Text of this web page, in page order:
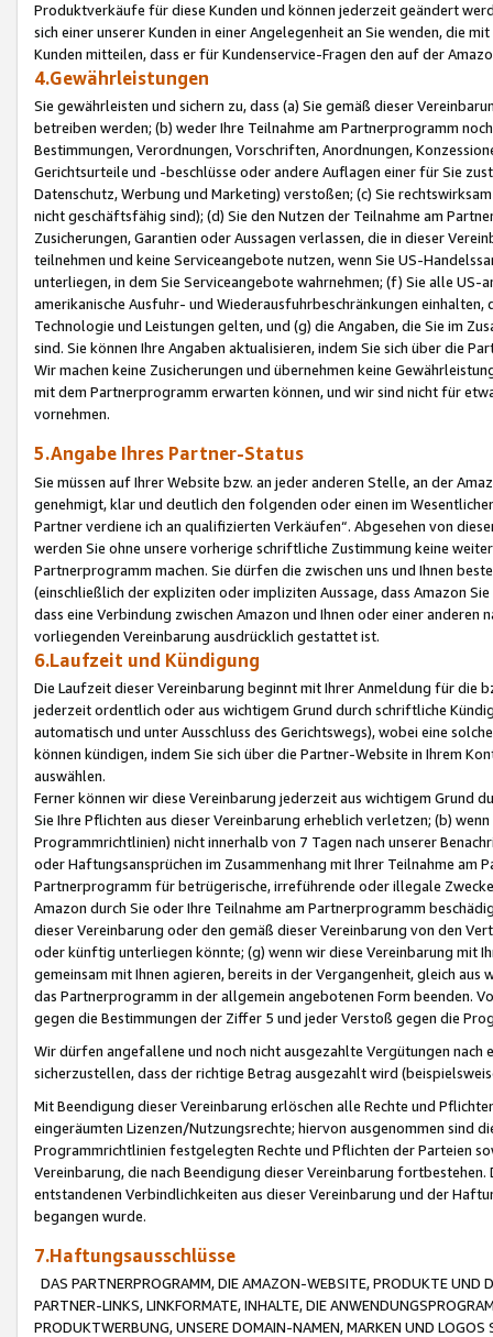
Produktverkäufe für diese Kunden und können jederzeit geändert
sich einer unserer Kunden in einer Angelegenheit an Sie wenden, die
Kunden mitteilen, dass er für Kundenservice-Fragen den auf der
4.Gewährleistungen
Sie gewährleisten und sichern zu, dass (a) Sie gemäß dieser
betreiben werden; (b) weder Ihre Teilnahme am Partnerprogramm
Bestimmungen, Verordnungen, Vorschriften, Anordnungen,
Gerichtsurteile und -beschlüsse oder andere Auflagen einer für Sie
Datenschutz, Werbung und Marketing) verstoßen; (c) Sie
nicht geschäftsfähig sind); (d) Sie den Nutzen der Teilnahme am
Zusicherungen, Garantien oder Aussagen verlassen, die in dieser
teilnehmen und keine Serviceangebote nutzen, wenn Sie US-
unterliegen, in dem Sie Serviceangebote wahrnehmen; (f) Sie alle
amerikanische Ausfuhr- und Wiederausfuhrbeschränkungen
Technologie und Leistungen gelten, und (g) die Angaben, die Sie im
sind. Sie können Ihre Angaben aktualisieren, indem Sie sich über die
Wir machen keine Zusicherungen und übernehmen keine
mit dem Partnerprogramm erwarten können, und wir sind nicht für
vornehmen.
5.Angabe Ihres Partner-Status
Sie müssen auf Ihrer Website bzw. an jeder anderen Stelle, an der
genehmigt, klar und deutlich den folgenden oder einen im
Partner verdiene ich an qualifizierten Verkäufen“. Abgesehen von
werden Sie ohne unsere vorherige schriftliche Zustimmung keine
Partnerprogramm machen. Sie dürfen die zwischen uns und Ihnen
(einschließlich der expliziten oder impliziten Aussage, dass Amazon
dass eine Verbindung zwischen Amazon und Ihnen oder einer
vorliegenden Vereinbarung ausdrücklich gestattet ist.
6.Laufzeit und Kündigung
Die Laufzeit dieser Vereinbarung beginnt mit Ihrer Anmeldung für die
jederzeit ordentlich oder aus wichtigem Grund durch schriftliche
automatisch und unter Ausschluss des Gerichtswegs), wobei eine
können kündigen, indem Sie sich über die Partner-Website in Ihrem
auswählen.
Ferner können wir diese Vereinbarung jederzeit aus wichtigem Grund
Sie Ihre Pflichten aus dieser Vereinbarung erheblich verletzen; (b)
Programmrichtlinien) nicht innerhalb von 7 Tagen nach unserer
oder Haftungsansprüchen im Zusammenhang mit Ihrer Teilnahme am
Partnerprogramm für betrügerische, irreführende oder illegale
Amazon durch Sie oder Ihre Teilnahme am Partnerprogramm
dieser Vereinbarung oder den gemäß dieser Vereinbarung von den
oder künftig unterliegen könnte; (g) wenn wir diese Vereinbarung mit
gemeinsam mit Ihnen agieren, bereits in der Vergangenheit, gleich
das Partnerprogramm in der allgemein angebotenen Form beenden.
gegen die Bestimmungen der Ziffer 5 und jeder Verstoß gegen die
Wir dürfen angefallene und noch nicht ausgezahlte Vergütungen
sicherzustellen, dass der richtige Betrag ausgezahlt wird
Mit Beendigung dieser Vereinbarung erlöschen alle Rechte und
eingeräumten Lizenzen/Nutzungsrechte; hiervon ausgenommen sind
Programmrichtlinien festgelegten Rechte und Pflichten der Parteien
Vereinbarung, die nach Beendigung dieser Vereinbarung
entstandenen Verbindlichkeiten aus dieser Vereinbarung und der
begangen wurde.
7.Haftungsausschlüsse
DAS PARTNERPROGRAMM, DIE AMAZON-WEBSITE, PRODUKTE UND
PARTNER-LINKS, LINKFORMATE, INHALTE, DIE
PRODUKTWERBUNG, UNSERE DOMAIN-NAMEN, MARKEN UND